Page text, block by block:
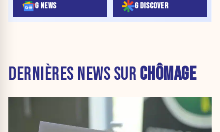
G NEWS G DISCOVER
DERNIÈRES NEWS SUR CHÔMAGE